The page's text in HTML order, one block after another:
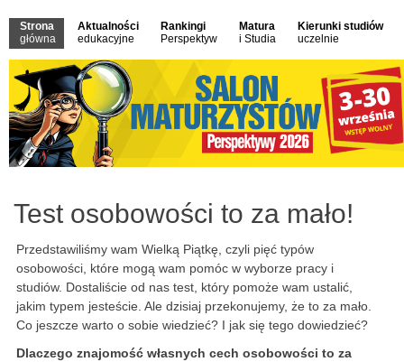
Strona
główna
Aktualności
edukacyjne
Rankingi
Perspektyw
Matura
i Studia
Kierunki studiów
uczelnie
Test osobowości to za mało!
Przedstawiliśmy wam Wielką Piątkę, czyli pięć typów
osobowości, które mogą wam pomóc w wyborze pracy i
studiów. Dostaliście od nas test, który pomoże wam ustalić,
jakim typem jesteście. Ale dzisiaj przekonujemy, że to za mało.
Co jeszcze warto o sobie wiedzieć? I jak się tego dowiedzieć?
Dlaczego znajomość własnych cech osobowości to za